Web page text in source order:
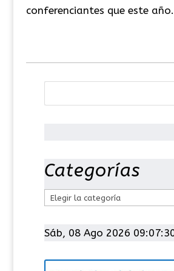
conferenciantes que este
Categorías
t
g
Sáb, 08 Ago 2026